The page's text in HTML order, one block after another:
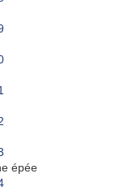
épée